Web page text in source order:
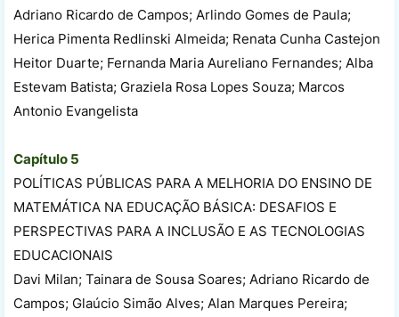
Adriano Ricardo de Campos; Arlindo Gomes de Paula;
Herica Pimenta Redlinski Almeida; Renata Cunha Castejon
Heitor Duarte; Fernanda Maria Aureliano Fernandes; Alba
Estevam Batista; Graziela Rosa Lopes Souza; Marcos
Antonio Evangelista
Capítulo 5
POLÍTICAS PÚBLICAS PARA A MELHORIA DO ENSINO DE
MATEMÁTICA NA EDUCAÇÃO BÁSICA: DESAFIOS E
PERSPECTIVAS PARA A INCLUSÃO E AS TECNOLOGIAS
EDUCACIONAIS
Davi Milan; Tainara de Sousa Soares; Adriano Ricardo de
Campos; Glaúcio Simão Alves; Alan Marques Pereira;